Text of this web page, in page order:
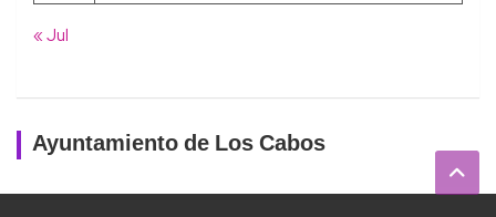
« Jul
Ayuntamiento de Los Cabos